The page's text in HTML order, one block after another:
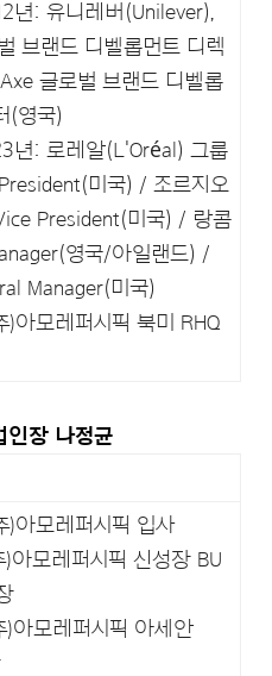
년: 유니레버(Unilever),
브랜드 디벨롭먼트 디렉
글로벌 브랜드 디벨롭
(영국)
년: 로레알(L'Oréal) 그룹
미국) / 조르지오
President(미국) / 랑콤
영국/아일랜드) /
Manager(미국)
모레퍼시픽 북미 RHQ
장 나정균
아모레퍼시픽 입사
아모레퍼시픽 신성장 BU
아모레퍼시픽 아세안